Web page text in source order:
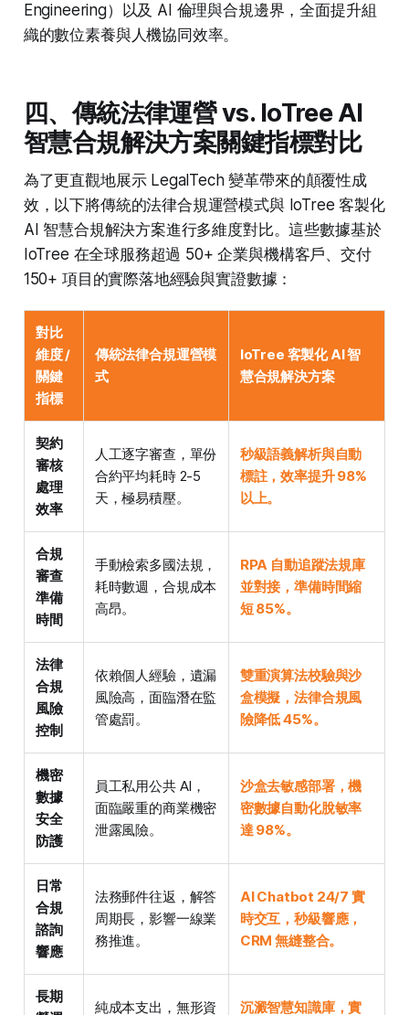
Engineering）以及 AI 倫理與合規邊界，全面提升組
織的數位素養與人機協同效率。
四、傳統法律運營 vs. IoTree AI
智慧合規解決方案關鍵指標對比
為了更直觀地展示 LegalTech 變革帶來的顛覆性成
效，以下將傳統的法律合規運營模式與 IoTree 客製化
AI 智慧合規解決方案進行多維度對比。這些數據基於
IoTree 在全球服務超過 50+ 企業與機構客戶、交付
150+ 項目的實際落地經驗與實證數據：
對比
維度 /
關鍵
指標
傳統法律合規運營模
式
IoTree 客製化 AI 智
慧合規解決方案
契約
審核
處理
效率
人工逐字審查，單份
合約平均耗時 2-5
天，極易積壓。
秒級語義解析與自動
標註，效率提升 98%
以上。
合規
審查
準備
時間
手動檢索多國法規，
耗時數週，合規成本
高昂。
RPA 自動追蹤法規庫
並對接，準備時間縮
短 85%。
法律
合規
風險
控制
依賴個人經驗，遺漏
風險高，面臨潛在監
管處罰。
雙重演算法校驗與沙
盒模擬，法律合規風
險降低 45%。
機密
數據
安全
防護
員工私用公共 AI，
面臨嚴重的商業機密
泄露風險。
沙盒去敏感部署，機
密數據自動化脫敏率
達 98%。
日常
合規
諮詢
響應
法務郵件往返，解答
周期長，影響一線業
務推進。
AI Chatbot 24/7 實
時交互，秒級響應，
CRM 無縫整合。
長期
純成本支出，無形資 沉澱智慧知識庫，實